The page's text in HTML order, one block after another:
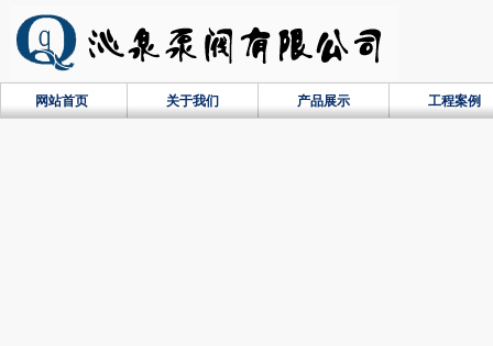
网站首页 关于我们 产品展示 工程案例